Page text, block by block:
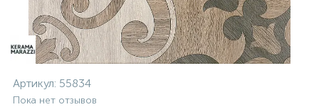
Артикул: 55834
Пока нет отзывов